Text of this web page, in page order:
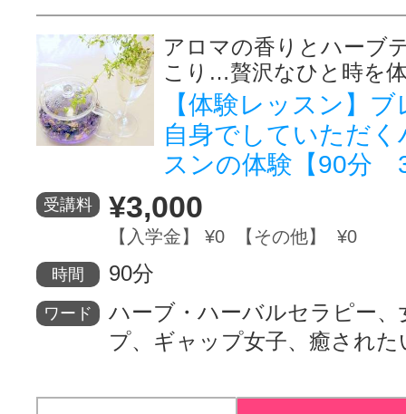
アロマの香りとハーブ
こり…贅沢なひと時を
【体験レッスン】
自身でしていただ
スンの体験【90分
受講料 ¥3,000
【入学金】 ¥0 【その他】 ¥0
時間 90分
ワード
ハーブ・ハーバルセラピー、
プ、ギャップ女子、癒された